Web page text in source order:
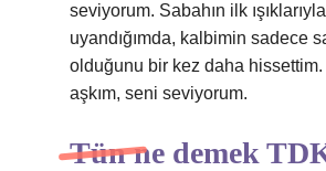
seviyorum. Sabahın ilk ışıklarıyla
uyandığımda, kalbimin sadece
olduğunu bir kez daha hissettim.
aşkım, seni seviyorum.
Tün ne demek